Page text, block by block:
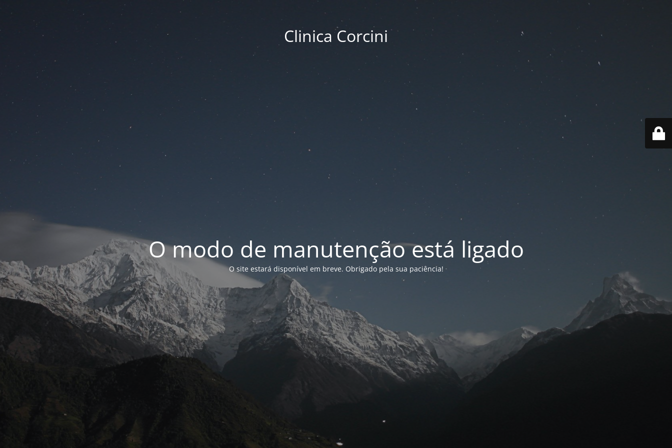
Clinica Corcini
O modo de manutenção está ligado
O site estará disponível em breve. Obrigado pela sua paciência!